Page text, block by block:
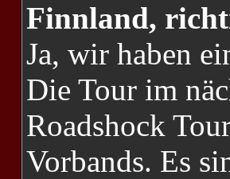
Finnland,
Ja, wir haben
Die Tour im
Roadshock
Vorbands. Es